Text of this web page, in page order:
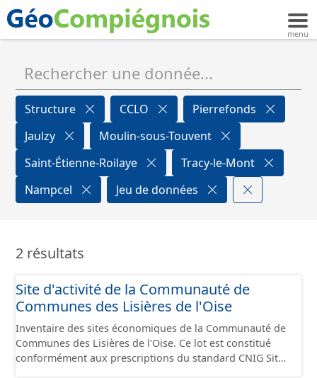
Structure CCLO
Pierrefonds
Jaulzy
Moulin-sous-Touvent
Saint-Étienne-Roilaye
Tracy-le-Mont
Nampcel
Jeu de données
2 résultats
Site d'activité de la Communauté de
Communes des Lisières de l'Oise
Inventaire des sites économiques de la Communauté de
Communes des Lisières de l'Oise. Ce lot est constitué
conformément aux prescriptions du standard CNIG Sites